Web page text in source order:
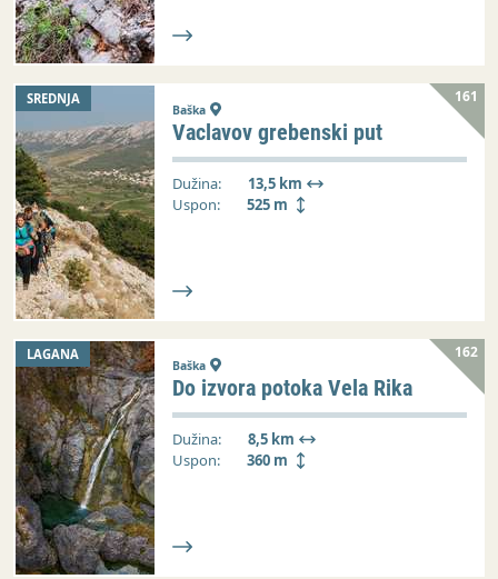
SREDNJA 161
Baška
Vaclavov grebenski put
Dužina:
13,5 km
Uspon:
525 m
LAGANA 162
Baška
Do izvora potoka Vela Rika
Dužina:
8,5 km
Uspon:
360 m